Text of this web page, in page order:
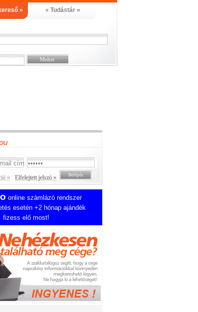
» « Tudástár »
» Elfelejtett jelszó »
online számlázó rendszer
esetén +2 hónap ajándék
fizess elő most!